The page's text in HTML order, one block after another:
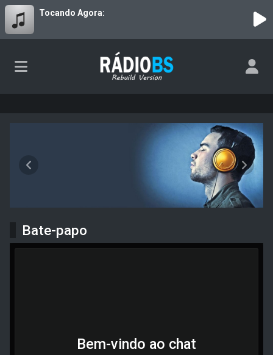
Tocando Agora:
RádioBS - V5.0.3 - Rebuild
Anterior
Bate-papo
Bem-vindo ao chat